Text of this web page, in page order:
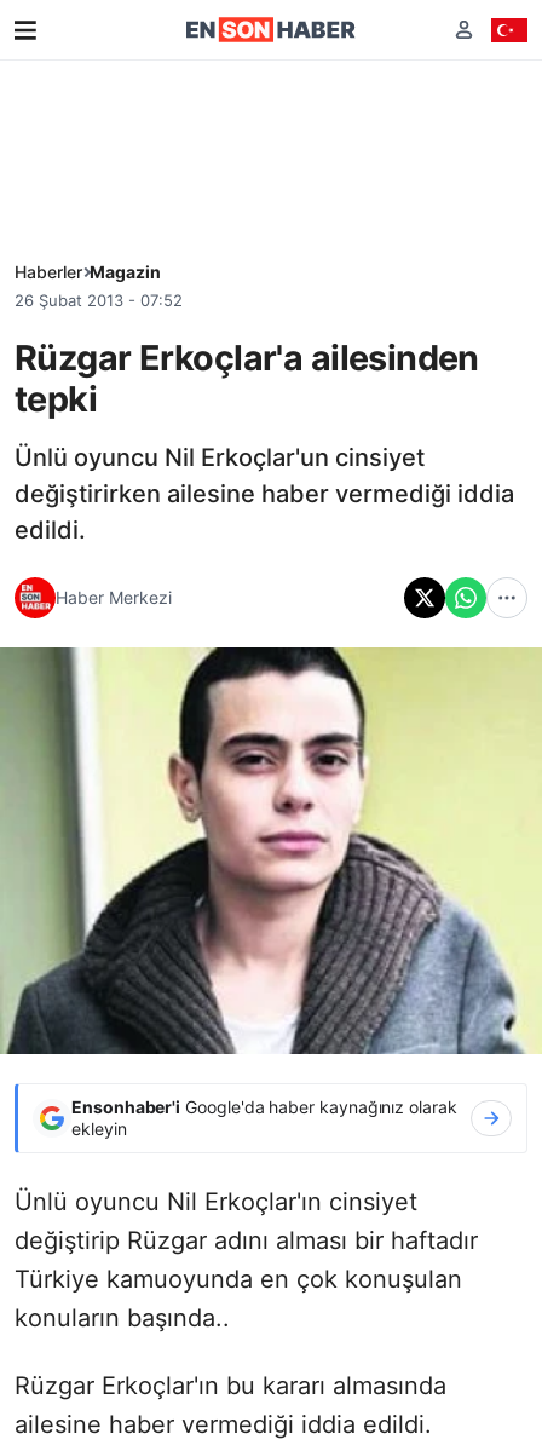
Haberler Magazin
26 Şubat 2013 - 07:52
Rüzgar Erkoçlar'a ailesinden
tepki
Ünlü oyuncu Nil Erkoçlar'un cinsiyet
değiştirirken ailesine haber vermediği iddia
edildi.
Haber Merkezi
Ensonhaber'i Google'da haber kaynağınız olarak
ekleyin
Ünlü oyuncu Nil Erkoçlar'ın cinsiyet
değiştirip Rüzgar adını alması bir haftadır
Türkiye kamuoyunda en çok konuşulan
konuların başında..
Rüzgar Erkoçlar'ın bu kararı almasında
ailesine haber vermediği iddia edildi.